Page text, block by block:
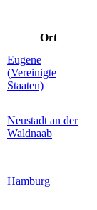
Ort
Eugene
(Vereinigte
Staaten)
Neustadt an der
Waldnaab
Hamburg